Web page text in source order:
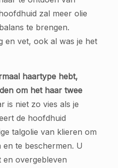
zal meer olie
te brengen.
en vet, ook al was je het
haartype hebt,
om het haar twee
is niet zo vies als je
de hoofdhuid
talgolie van klieren om
te beschermen. U
en overgebleven